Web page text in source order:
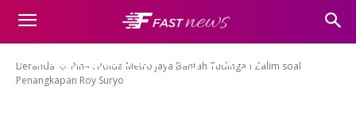
Beranda
Pihak Polda Metro Jaya Bantah Tudingan Zalim soal
Penangkapan Roy Suryo
Pihak Polda Metro Jaya Bantah
Tudingan Zalim soal
Penangkapan Roy Suryo